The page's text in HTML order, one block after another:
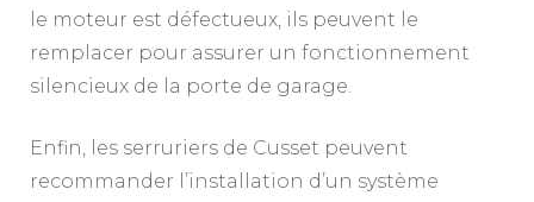
le moteur est défectueux, ils peuvent le
remplacer pour assurer un fonctionnement
silencieux de la porte de garage.
Enfin, les serruriers de Cusset peuvent
recommander l’installation d’un système